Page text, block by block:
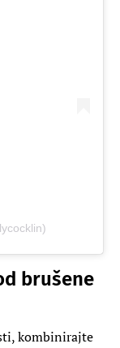
brušene
kombinirajte